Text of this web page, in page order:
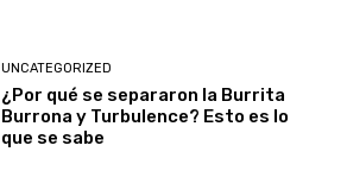
UNCATEGORIZED
¿Por qué se separaron la Burrita
Burrona y Turbulence? Esto es lo
que se sabe